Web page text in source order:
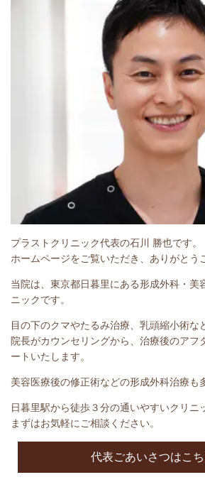
プラストクリニック代表の石川 勝也です。
ホームページをご覧いただき、ありがとう
当院は、東京都日暮里にある形成外科・美
ニックです。
目の下のクマやたるみ治療、乳頭縮小術な
院長がカウンセリングから、治療後のアフ
ートいたします。
美容医療後の修正術などの形成外科治療も
日暮里駅から徒歩３分の通いやすいクリニ
まずはお気軽にご相談ください。
代表ごあいさつはこ